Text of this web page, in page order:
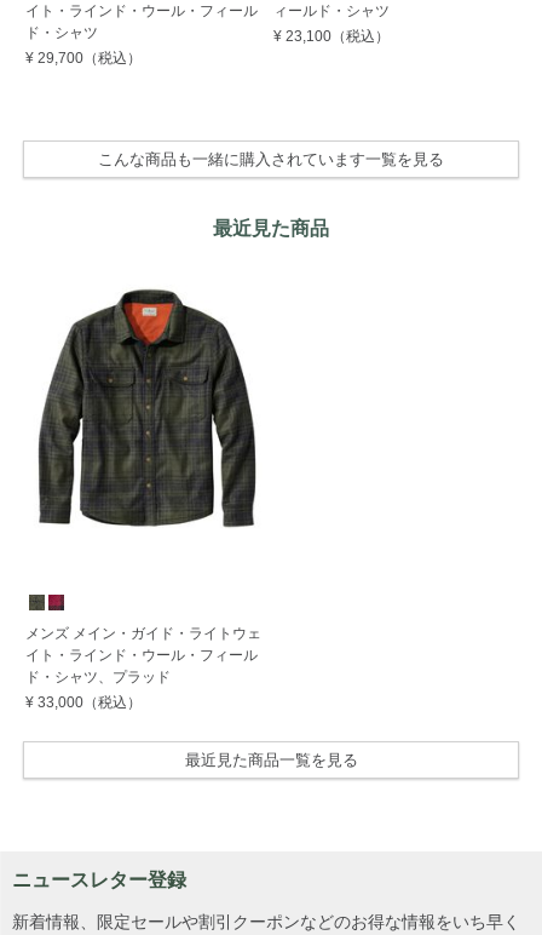
イト・ラインド・ウール・フィール
ド・シャツ
¥ 29,700（税込）
ィールド・シャツ
¥ 23,100 （税込）
こんな商品も一緒に購入されています一覧を見る
最近見た商品
メンズ メイン・ガイド・ライトウェ
イト・ラインド・ウール・フィール
ド・シャツ、プラッド
¥ 33,000（税込）
最近見た商品一覧を見る
ニュースレター登録
新着情報、限定セールや割引クーポンなどのお得な情報をいち早く